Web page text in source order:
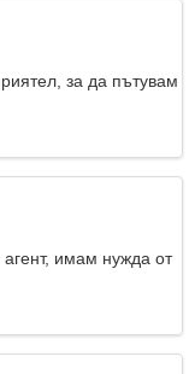
за да пътувам
имам нужда от